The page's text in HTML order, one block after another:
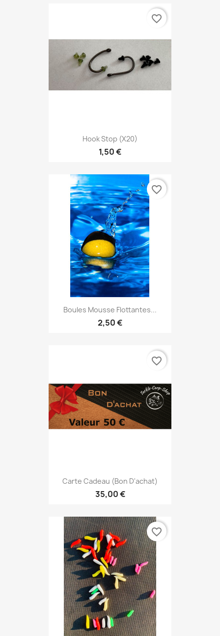
Hook Stop (x20)
1,50 €
favorite_border
Boules Mousse Flottantes...
2,50 €
favorite_border
Carte Cadeau (Bon D'achat)
35,00 €
favorite_border
favorite_border